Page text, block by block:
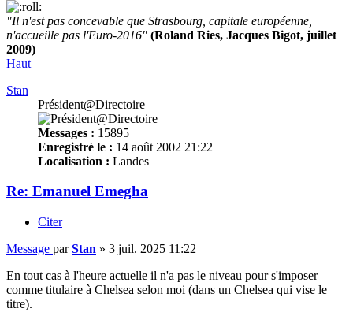
"Il n'est pas concevable que Strasbourg, capitale européenne,
n'accueille pas l'Euro-2016" (Roland Ries, Jacques Bigot, juillet
2009)
Haut
Stan
Président@Directoire
Messages : 15895
Enregistré le : 14 août 2002 21:22
Localisation : Landes
Re: Emanuel Emegha
Citer
Message parStan » 3 juil. 2025 11:22
En tout cas à l'heure actuelle il n'a pas le niveau pour s'imposer
comme titulaire à Chelsea selon moi (dans un Chelsea qui vise le
titre).